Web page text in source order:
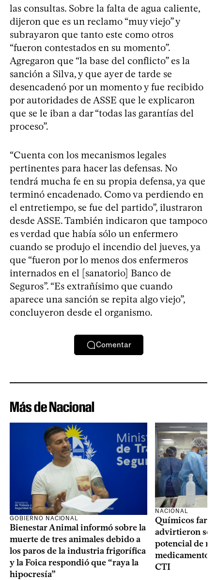
las consultas. Sobre la falta de agua caliente,
dijeron que es un reclamo “muy viejo” y
subrayaron que tanto este como otros
“fueron contestados en su momento”.
Agregaron que “la base del conflicto” es la
sanción a Silva, y que ayer de tarde se
desencadenó por un momento y fue recibido
por autoridades de ASSE que le explicaron
que se le iban a dar “todas las garantías del
proceso”.
“Cuenta con los mecanismos legales
pertinentes para hacer las defensas. No
tendrá mucha fe en su propia defensa, ya que
terminó encadenado. Como va perdiendo en
el entretiempo, se fue del partido”, ilustraron
desde ASSE. También indicaron que tampoco
es verdad que había sólo un enfermero
cuando se produjo el incendio del jueves, ya
que “fueron por lo menos dos enfermeros
internados en el [sanatorio] Banco de
Seguros”. “Es extrañísimo que cuando
aparece una sanción se repita algo viejo”,
concluyeron desde el organismo.
Comentar
Más de Nacional
GOBIERNO NACIONAL
Bienestar Animal informó sobre la
muerte de tres animales debido a
los paros de la industria frigorífica
y la Foica respondió que “raya la
hipocresía”
NACIONAL
Químicos
advirtieron
potencial de
medicamentos
CTI